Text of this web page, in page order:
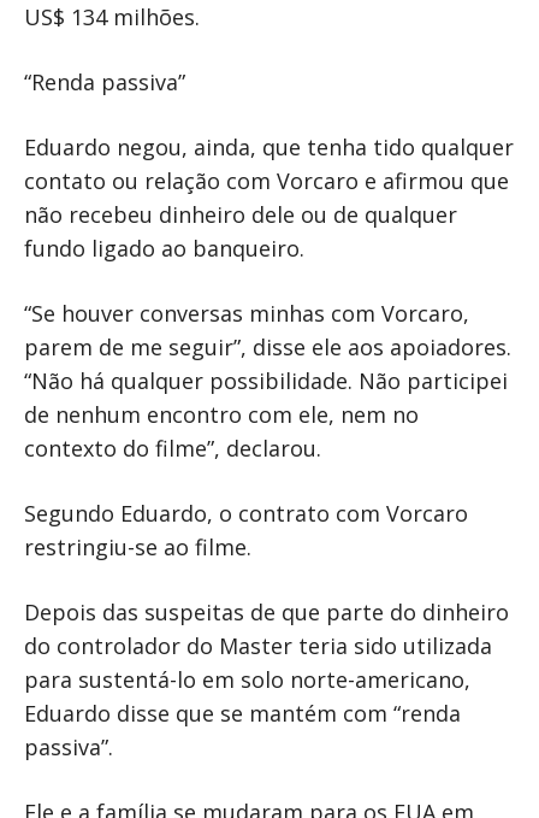
US$ 134 milhões.
“Renda passiva”
Eduardo negou, ainda, que tenha tido qualquer
contato ou relação com Vorcaro e afirmou que
não recebeu dinheiro dele ou de qualquer
fundo ligado ao banqueiro.
“Se houver conversas minhas com Vorcaro,
parem de me seguir”, disse ele aos apoiadores.
“Não há qualquer possibilidade. Não participei
de nenhum encontro com ele, nem no
contexto do filme”, declarou.
Segundo Eduardo, o contrato com Vorcaro
restringiu-se ao filme.
Depois das suspeitas de que parte do dinheiro
do controlador do Master teria sido utilizada
para sustentá-lo em solo norte-americano,
Eduardo disse que se mantém com “renda
passiva”.